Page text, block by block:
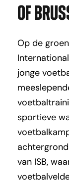
of
Op de
jonge
sportieve
van ISB,